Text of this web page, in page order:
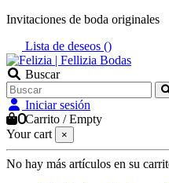
Invitaciones de boda originales
Lista de deseos ()
Buscar
Iniciar sesión
0Carrito /Empty
Your cart
×
No hay más artículos en su